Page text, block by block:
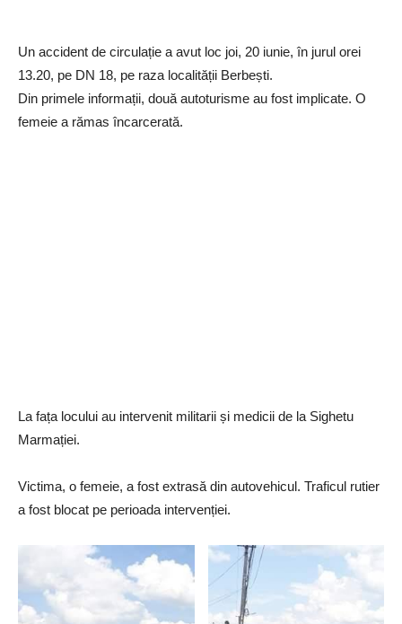
Un accident de circulație a avut loc joi, 20 iunie, în jurul orei
13.20, pe DN 18, pe raza localității Berbești.
Din primele informații, două autoturisme au fost implicate. O
femeie a rămas încarcerată.
La fața locului au intervenit militarii și medicii de la Sighetu
Marmației.
Victima, o femeie, a fost extrasă din autovehicul. Traficul rutier
a fost blocat pe perioada intervenției.